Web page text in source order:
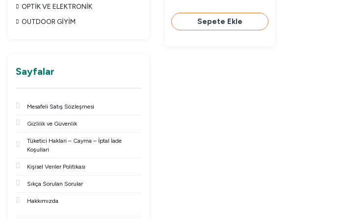
OPTİK VE ELEKTRONİK
OUTDOOR GİYİM
Sayfalar
Mesafeli Satış Sözleşmesi
Gizlilik ve Güvenlik
Tüketici Haklari – Cayma – İptal İade
Koşullari
Kişisel Veriler Politikası
Sıkça Sorulan Sorular
Hakkımızda
Sepete Ekle